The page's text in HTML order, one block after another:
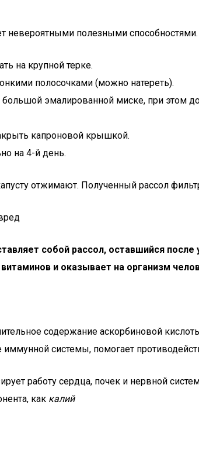
невероятными полезными
на крупной терке.
полосочками (можно натереть).
эмалированной миске, при этом
капроновой крышкой.
на 4-й день.
отжимают. Полученный рассол
собой рассол, оставшийся
и оказывает на организм
содержание аскорбиновой
системы, помогает
работу сердца, почек и нервной
как калий